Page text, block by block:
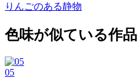
りんごのある静物
色味が似ている作品
05